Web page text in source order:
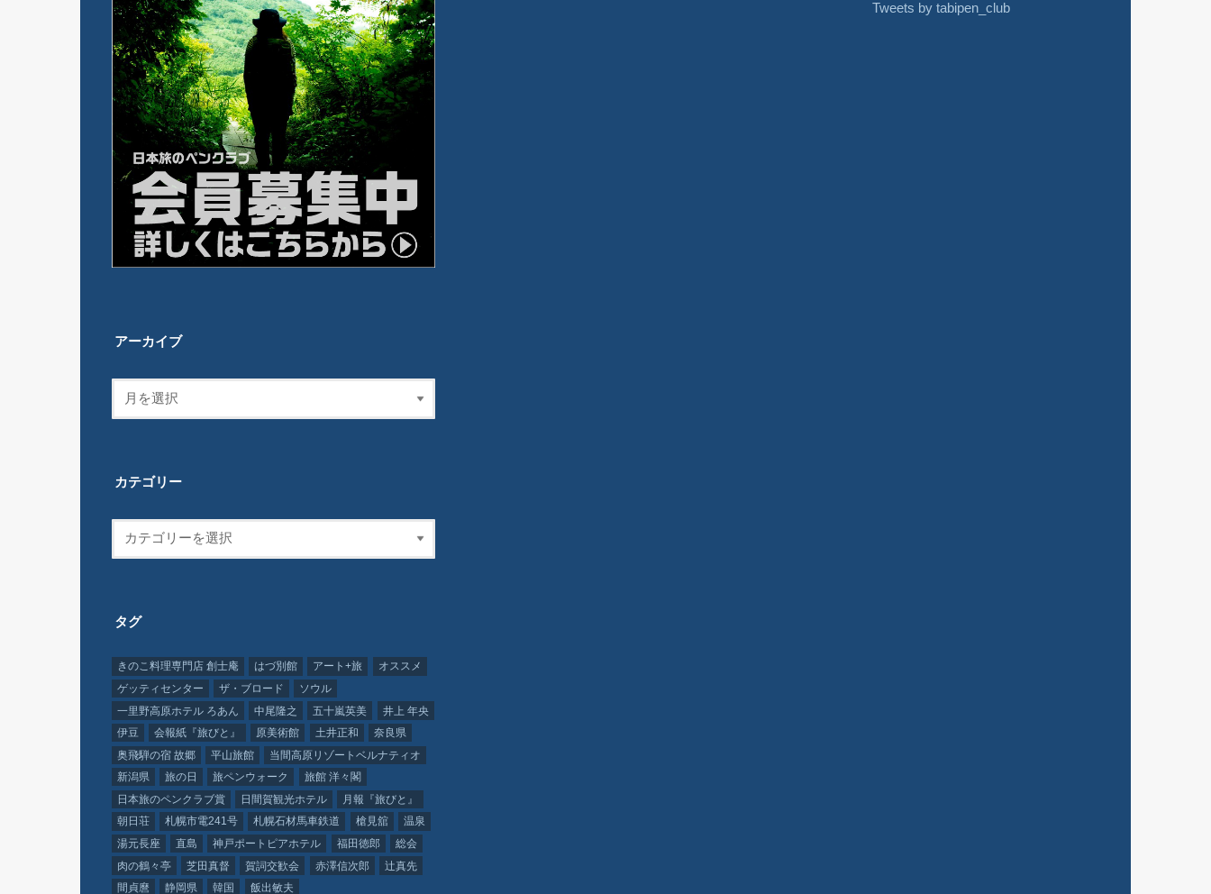
アーカイブ
カテゴリー
タグ
きのこ料理専門店 創士庵 はづ別館 アート+旅
オススメ
ゲッティセンター
ザ・ブロード
ソウル
一里野高原ホテル ろあん
中尾隆之 五十嵐英美
井上 年央
伊豆
会報紙『旅びと』 原美術館 土井正和
奈良県
奥飛騨の宿 故郷
平山旅館
当間高原リゾートベルナティオ
新潟県
旅の日 旅ペンウォーク
旅館 洋々閣
日本旅のペンクラブ賞
日間賀観光ホテル
月報『旅びと』
朝日荘
札幌市電241号 札幌石材馬車鉄道 槍見舘
温泉
湯元長座
直島 神戸ポートピアホテル 福田徳郎
総会
肉の鶴々亭
芝田真督 賀詞交歓会 赤澤信次郎
辻真先
間貞麿
静岡県 韓国 飯出敏夫
Tweets by tabipen_club